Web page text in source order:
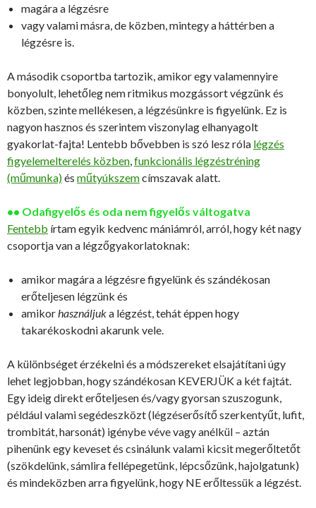
magára a légzésre
vagy valami másra, de közben, mintegy a háttérben a
légzésre is.
A második csoportba tartozik, amikor egy valamennyire
bonyolult, lehetőleg nem ritmikus mozgássort végzünk és
közben, szinte mellékesen, a légzésünkre is figyelünk. Ez is
nagyon hasznos és szerintem viszonylag elhanyagolt
gyakorlat-fajta! Lentebb bővebben is szó lesz róla légzés
figyelemelterelés közben funkcionális légzéstréning
(műmunka)és műtyúkszemcímszavak alatt.
•• Odafigyelős és oda nem figyelős váltogatva
Fentebb írtam egyik kedvenc mániámról, arról, hogy két nagy
csoportja van a légzőgyakorlatoknak:
amikor magára a légzésre figyelünk és szándékosan
erőteljesen légzünk és
amikor használjuka légzést, tehát éppen hogy
takarékoskodni akarunk vele.
A különbséget érzékelni és a módszereket elsajátítani úgy
lehet legjobban, hogy szándékosan KEVERJÜK a két fajtát.
Egy ideig direkt erőteljesen és/vagy gyorsan szuszogunk,
például valami segédeszközt (légzéserősítő szerkentyűt, lufit,
trombitát, harsonát) igénybe véve vagy anélkül – aztán
pihenünk egy keveset és csinálunk valami kicsit megerőltetőt
(szökdelünk, sámlira fellépegetünk, lépcsőzünk, hajolgatunk)
és mindeközben arra figyelünk, hogy NE erőltessük a légzést.